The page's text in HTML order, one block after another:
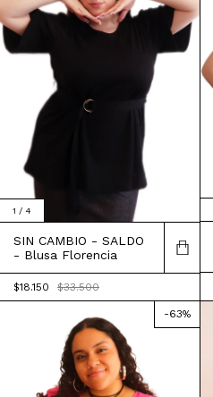
1 / 4
SIN CAMBIO - SALDO
- Blusa Florencia
$18.150 $33.500
-63%